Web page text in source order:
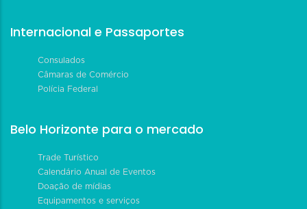
Internacional e Passaportes
Consulados
Câmaras de Comércio
Polícia Federal
Belo Horizonte para o mercado
Trade Turístico
Calendário Anual de Eventos
Doação de mídias
Equipamentos e serviços